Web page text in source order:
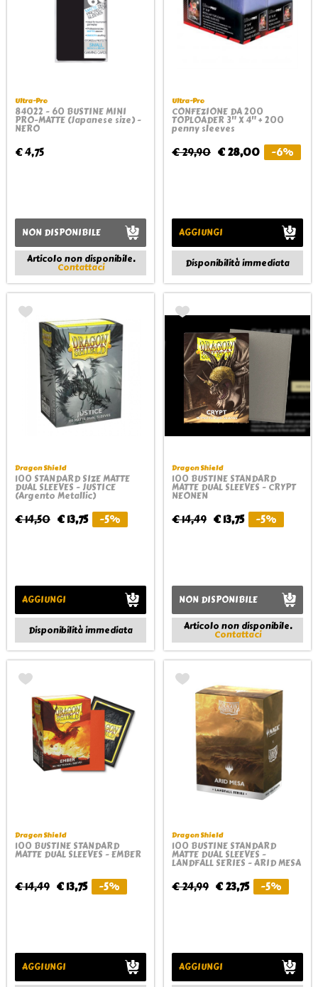
Ultra-Pro
84022 - 60 BUSTINE MINI
PRO-MATTE (Japanese size) -
NERO
€ 4,75
NON DISPONIBILE
Articolo non disponibile.
Contattaci
Ultra-Pro
CONFEZIONE DA 200
TOPLOADER 3" X 4" + 200
penny sleeves
€ 29,90 € 28,00 -6%
AGGIUNGI
Disponibilità immediata
Dragon Shield
100 STANDARD SIZE MATTE
DUAL SLEEVES - JUSTICE
(Argento Metallic)
€ 14,50 € 13,75 -5%
AGGIUNGI
Disponibilità immediata
Dragon Shield
100 BUSTINE STANDARD
MATTE DUAL SLEEVES - CRYPT
NEONEN
€ 14,49 € 13,75 -5%
NON DISPONIBILE
Articolo non disponibile.
Contattaci
Dragon Shield
100 BUSTINE STANDARD
MATTE DUAL SLEEVES - EMBER
€ 14,49 € 13,75 -5%
AGGIUNGI
Dragon Shield
100 BUSTINE STANDARD
MATTE DUAL SLEEVES -
LANDFALL SERIES - ARID MESA
€ 24,99 € 23,75 -5%
AGGIUNGI